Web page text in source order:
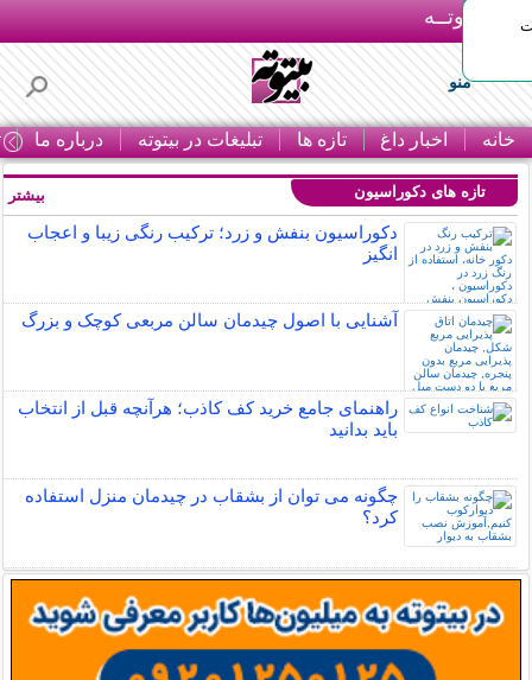
بـیتوتــه
منو
خانه اخبار داغ تازه ها تبلیغات در بیتوته درباره ما
تازه های دکوراسیون
دکوراسیون بنفش و زرد؛ ترکیب رنگی زیبا و اعجاب
انگیز
آشنایی با اصول چیدمان سالن مربعی کوچک و بزرگ
راهنمای جامع خرید کف کاذب؛ هرآنچه قبل از انتخاب
باید بدانید
چگونه می توان از بشقاب در چیدمان منزل استفاده
کرد؟
بیشتر